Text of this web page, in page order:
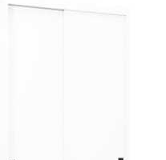
Вдигане на тежести